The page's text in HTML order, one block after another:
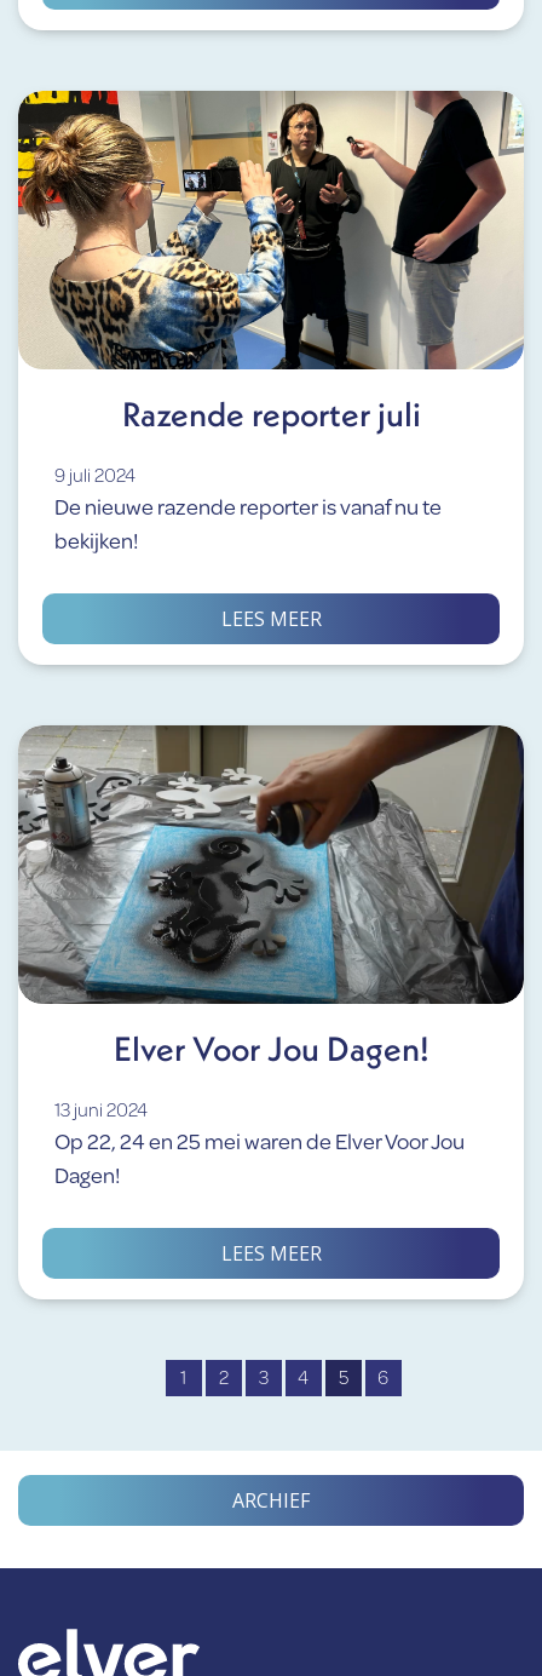
Razende reporter juli
9 juli 2024
De nieuwe razende reporter is vanaf nu te
bekijken!
LEES MEER
Elver Voor Jou Dagen!
13 juni 2024
Op 22, 24 en 25 mei waren de Elver Voor Jou
Dagen!
LEES MEER
1 2 3 4 5 6
ARCHIEF